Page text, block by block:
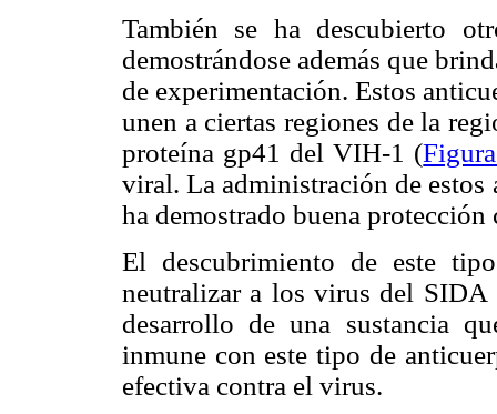
También se ha descubierto
demostrándose además que
de experimentación. Estos
unen a ciertas regiones de la
proteína gp41 del VIH-1 (
viral. La administración de estos
ha demostrado buena
El descubrimiento de este
neutralizar a los virus del SIDA
desarrollo de una sustancia
inmune con este tipo de
efectiva contra el virus.